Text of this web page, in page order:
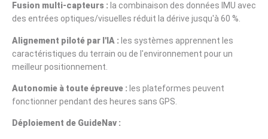
Fusion multi-capteurs : la combinaison des données IMU avec
des entrées optiques/visuelles réduit la dérive jusqu'à 60 %.
Alignement piloté par l'IA : les systèmes apprennent les
caractéristiques du terrain ou de l'environnement pour un
meilleur positionnement.
Autonomie à toute épreuve : les plateformes peuvent
fonctionner pendant des heures sans GPS.
Déploiement de GuideNav :